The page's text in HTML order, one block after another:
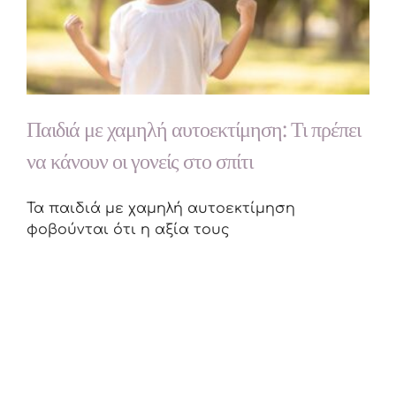
Παιδιά με χαμηλή αυτοεκτίμηση: Τι πρέπει
να κάνουν οι γονείς στο σπίτι
Τα παιδιά με χαμηλή αυτοεκτίμηση
φοβούνται ότι η αξία τους